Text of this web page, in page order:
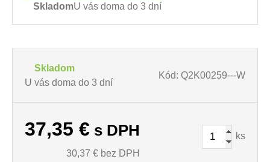
SkladomU vás doma do 3 dní
Skladom
U vás doma do 3 dní
Kód: Q2K00259---W
37,35 € s DPH
30,37 € bez DPH
ks